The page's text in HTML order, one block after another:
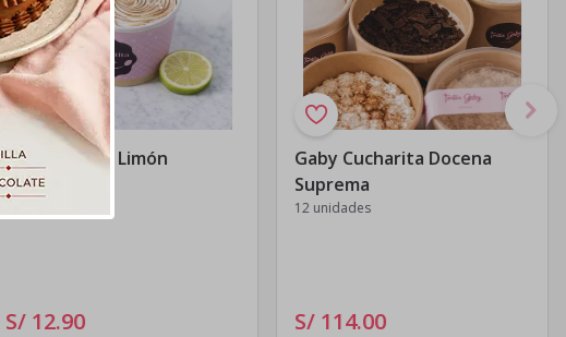
Cucharita de Limón
1 porción
S/ 12.90
Gaby Cucharita Docena
Suprema
12 unidades
S/ 114.00